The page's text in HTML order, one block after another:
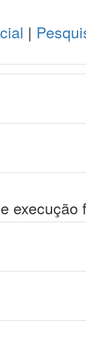
|
execução